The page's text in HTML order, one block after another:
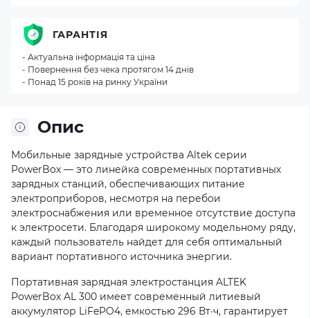
Опис
Мобильные зарядные устройства Altek серии
PowerBox — это линейка современных портативных
зарядных станций, обеспечивающих питание
электроприборов, несмотря на перебои
электроснабжения или временное отсутствие доступа
к электросети. Благодаря широкому модельному ряду,
каждый пользователь найдет для себя оптимальный
вариант портативного источника энергии.
Портативная зарядная электростанция ALTEK
PowerBox AL 300 имеет современный литиевый
аккумулятор LiFePO4, емкостью 296 Вт·ч, гарантирует
ГАРАНТІЯ
- Актуальна інформація та ціна
- Повернення без чека протягом 14 днів
- Понад 15 років на ринку України